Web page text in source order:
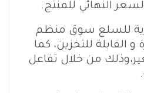
النهائي للمنتج.
للسلع سوق منظم
القابلة للتخزين، كما
من خلال تفاعل